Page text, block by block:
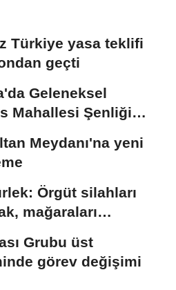
Türkiye yasa teklifi
geçti
Geleneksel
Mahallesi Şenliği
Meydanı'na yeni
Örgüt silahları
mağaraları
Grubu üst
görev değişimi